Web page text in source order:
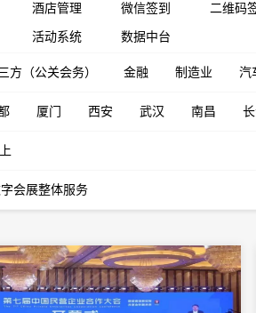
酒店管理 微信签到 二维码
活动系统 数据中台
方（公关会务） 金融 制造业 汽
厦门 西安 武汉 南昌
会展整体服务